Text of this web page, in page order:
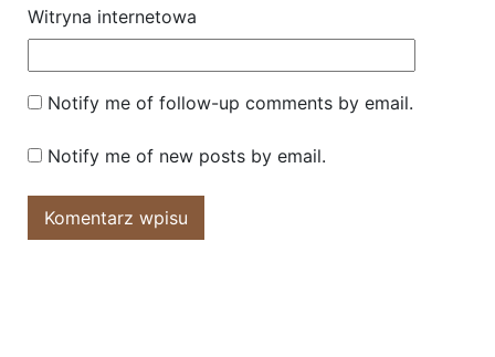
Witryna internetowa
Notify me of follow-up comments by email.
Notify me of new posts by email.